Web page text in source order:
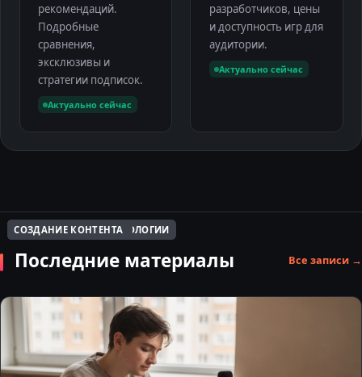
рекомендаций.
Подробные
сравнения,
эксклюзивы и
стратегии подписок.
Актуально сейчас
разработчиков, цены
и доступность игр для
аудитории.
Актуально сейчас
Последние материалы Все записи →
СОЗДАНИЕ КОНТЕНТА
КРЕАТИВНЫЕ ИНДУСТРИИ
ИНСТРУМЕНТЫ И ТЕХНОЛОГИИ
СОЗДАНИЕ КОНТЕНТА
СОЦСЕТИ И БЛОГИНГ
СТРИМИНГ И ПЛАТФОРМЫ
СОЗДАНИЕ КОНТЕНТА
ИНСТРУМЕНТЫ И ТЕХНОЛОГИИ
ПОДКАСТЫ И СТРИМЫ
СОЗДАНИЕ КОНТЕНТА